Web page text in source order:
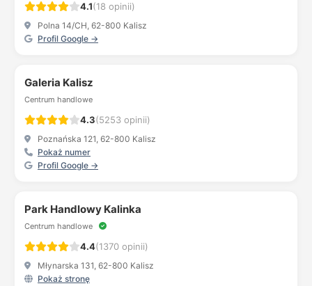
4.1(18 opinii)
Polna 14/CH, 62-800 Kalisz
Profil Google →
Galeria Kalisz
Centrum handlowe
4.3(5253 opinii)
Poznańska 121, 62-800 Kalisz
Pokaż numer
Profil Google →
Park Handlowy Kalinka
Centrum handlowe
4.4(1370 opinii)
Młynarska 131, 62-800 Kalisz
Pokaż stronę